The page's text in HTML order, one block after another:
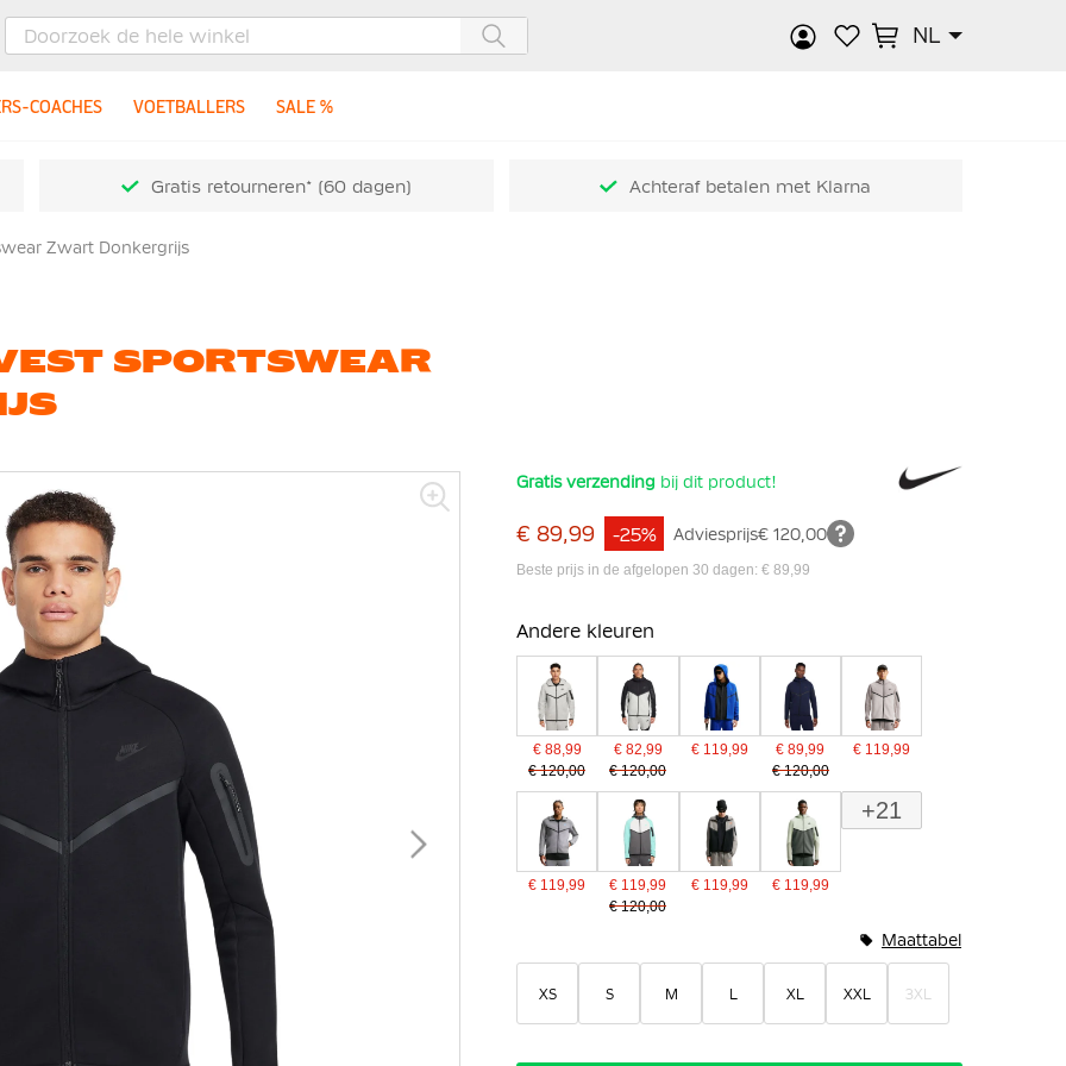
NL
COACHES VOETBALLERS SALE %
Gratis retourneren* (60 dagen) Achteraf betalen met Klarna
Zwart Donkergrijs
SPORTSWEAR
Gratis verzending bij dit product!
€ 89,99 Adviesprijs€ 120,00
-25%
Beste prijs in de afgelopen 30 dagen: € 89,99
Andere kleuren
€ 88,99
€ 120,00
€ 82,99
€ 120,00
€ 119,99
€ 89,99
€ 120,00
€ 119,99
€ 119,99
€ 119,99
€ 120,00
€ 119,99 € 119,99
+21
XS S M L XL XXL 3XL
Maattabel